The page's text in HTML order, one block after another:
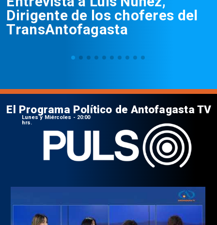
Dirigente de los choferes del
TransAntofagasta
El Programa Político de Antofagasta TV
Lunes y Miércoles - 20:00
hrs.